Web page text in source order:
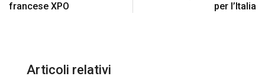
francese XPO
per l’Italia
Articoli relativi